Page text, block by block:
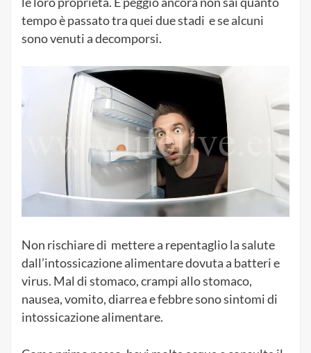
tempo è passato tra quei due stadi e se alcuni
sono venuti a decomporsi.
Non rischiare di mettere a repentaglio la salute
dall’intossicazione alimentare dovuta a batteri e
virus. Mal di stomaco, crampi allo stomaco,
nausea, vomito, diarrea e febbre sono sintomi di
intossicazione alimentare.